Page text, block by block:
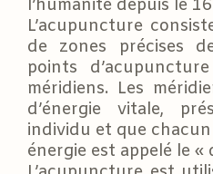
l’humanité depuis le
L’acupuncture
de zones précises
points
méridiens. Les
d’énergie vitale,
individu et que
énergie est appelé le «